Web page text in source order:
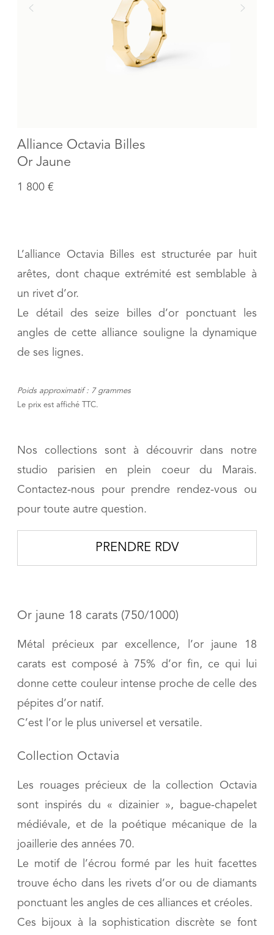
Alliance Octavia Billes
Or Jaune
1 800 €
L’alliance Octavia Billes est structurée par huit
arêtes, dont chaque extrémité est semblable à
un rivet d’or.
Le détail des seize billes d’or ponctuant les
angles de cette alliance souligne la dynamique
de ses lignes.
Poids approximatif : 7 grammes
Le prix est affiché TTC.
Nos collections sont à découvrir dans notre
studio parisien en plein coeur du Marais.
Contactez-nous pour prendre rendez-vous ou
pour toute autre question.
PRENDRE RDV
Or jaune 18 carats (750/1000)
Métal précieux par excellence, l’or jaune 18
carats est composé à 75% d’or fin, ce qui lui
donne cette couleur intense proche de celle des
pépites d’or natif.
C’est l’or le plus universel et versatile.
Collection Octavia
Les rouages précieux de la collection Octavia
sont inspirés du « dizainier », bague-chapelet
médiévale, et de la poétique mécanique de la
joaillerie des années 70.
Le motif de l’écrou formé par les huit facettes
trouve écho dans les rivets d’or ou de diamants
ponctuant les angles de ces alliances et créoles.
Ces bijoux à la sophistication discrète se font